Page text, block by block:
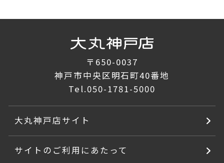
〒650-0037
神戸市中央区明石町40番地
Tel.050-1781-5000
大丸神戸店サイト
サイトのご利用にあたって